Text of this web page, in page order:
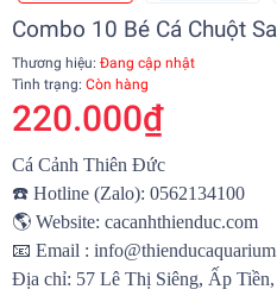
Combo 10 Bé Cá Chuột
Thương hiệu: Đang cập nhật
Tình trạng: Còn hàng
220.000₫
Cá Cảnh Thiên Đức
☎️ Hotline (Zalo): 0562134100
🌎 Website: cacanhthienduc.com
📧 Email :
Địa chỉ: 57 Lê Thị Siêng, Ấp